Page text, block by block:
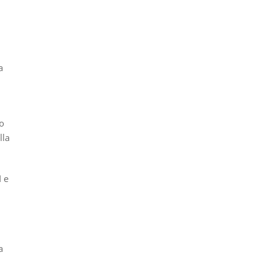
e